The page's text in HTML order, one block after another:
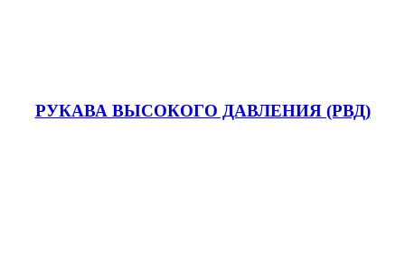
РУКАВА ВЫСОКОГО ДАВЛЕНИЯ (РВД)